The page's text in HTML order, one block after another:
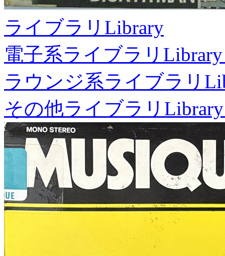
ライブラリ Library
電子系ライブラリ
ラウンジ系ライブラリ
その他ライブラリ